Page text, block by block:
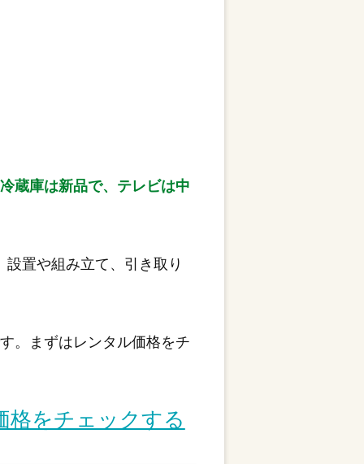
蔵庫は新品で、テレビは中
設置や組み立て、引き取り
。まずはレンタル価格をチ
をチェックする